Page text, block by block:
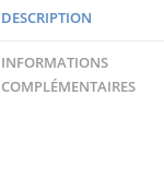
DESCRIPTION
INFORMATIONS
COMPLÉMENTAIRES